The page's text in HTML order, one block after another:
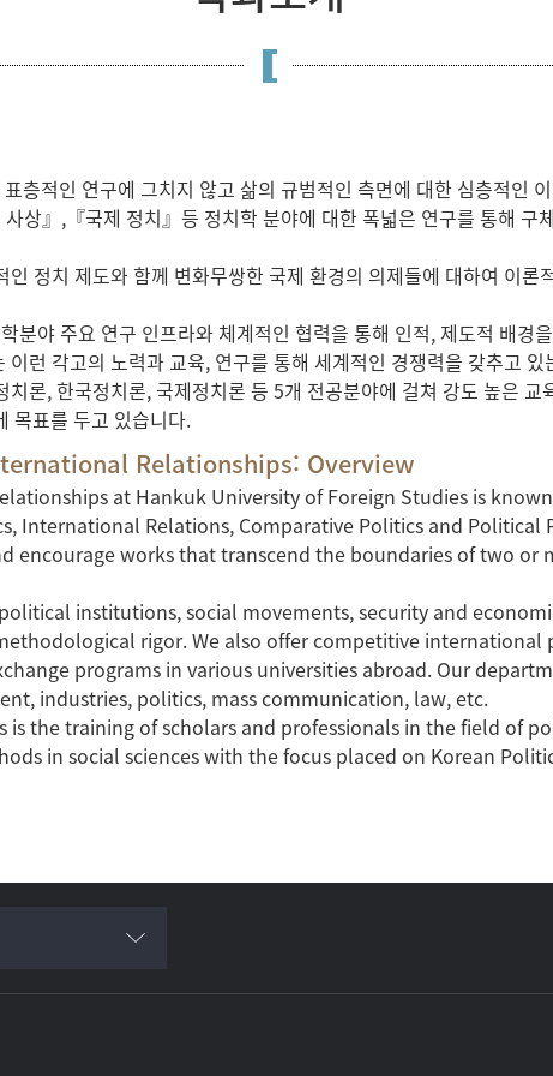
층적인 연구에 그치지 않고 삶의 규범적인 측면에 대한 심층적인
상』,『국제 정치』등 정치학 분야에 대한 폭넓은 연구를 통해 구
정치 제도와 함께 변화무쌍한 국제 환경의 의제들에 대하여 이
분야 주요 연구 인프라와 체계적인 협력을 통해 인적, 제도적 배경
런 각고의 노력과 교육, 연구를 통해 세계적인 경쟁력을 갖추고
론, 한국정치론, 국제정치론 등 5개 전공분야에 걸쳐 강도 높은
목표를 두고 있습니다.
Relationships: Overview
at Hankuk University of Foreign Studies is
International Relations, Comparative Politics and
works that transcend the boundaries of two or
institutions, social movements, security and
rigor. We also offer competitive
programs in various universities abroad. Our
industries, politics, mass communication, law, etc.
the training of scholars and professionals in the field of
in social sciences with the focus placed on Korean